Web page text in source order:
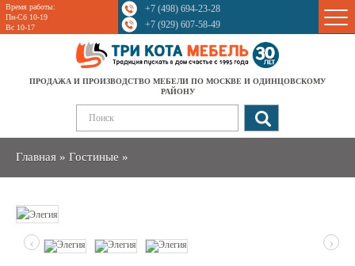
Время работы:
Пн-Сб 10-19
Вс 10-17
+7 (498) 694-23-28
+7 (929) 607-58-49
ПРОДАЖА И ПРОИЗВОДСТВО МЕБЕЛИ ПО МОСКВЕ И ОДИНЦОВСКОМУ
РАЙОНУ
Главная » Гостиные »
Sale
‹ ›